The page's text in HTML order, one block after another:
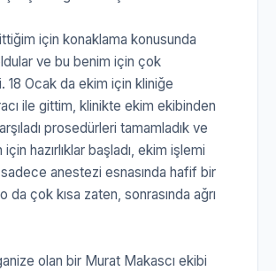
için konaklama konusunda
ve bu benim için çok
18 Ocak da ekim için kliniğe
ile gittim, klinikte ekim ekibinden
prosedürleri tamamladık ve
hazırlıklar başladı, ekim işlemi
anestezi esnasında hafif bir
da çok kısa zaten, sonrasında ağrı
olan bir Murat Makascı ekibi